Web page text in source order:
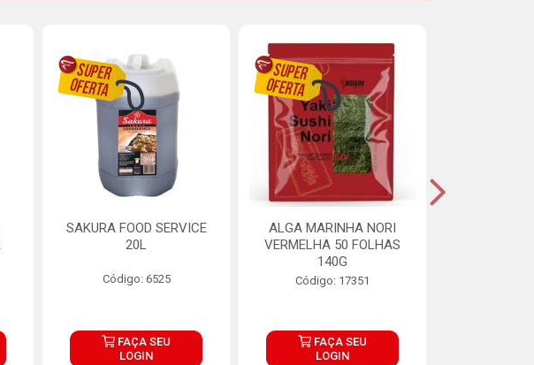
SAKURA FOOD SERVICE
20L
Código: 6525
FAÇA SEU
LOGIN
ALGA MARINHA NORI
VERMELHA 50 FOLHAS
140G
Código: 17351
FAÇA SEU
LOGIN